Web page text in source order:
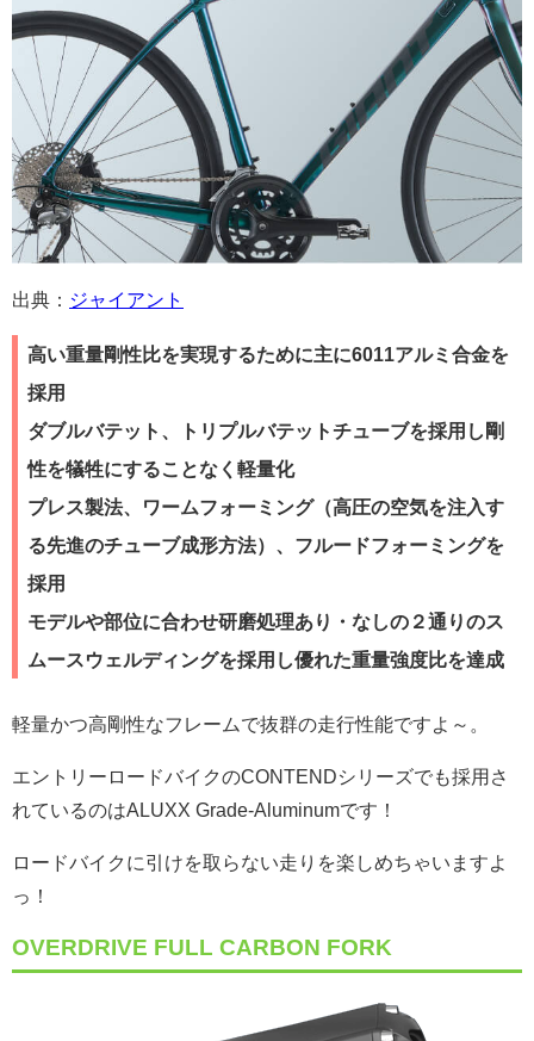
出典： ジャイアント
高い重量剛性比を実現するために主に6011アルミ合金を
採用
ダブルバテット、トリプルバテットチューブを採用し剛
性を犠牲にすることなく軽量化
プレス製法、ワームフォーミング（高圧の空気を注入す
る先進のチューブ成形方法）、フルードフォーミングを
採用
モデルや部位に合わせ研磨処理あり・なしの２通りのス
ムースウェルディングを採用し優れた重量強度比を達成
軽量かつ高剛性なフレームで抜群の走行性能ですよ～。
エントリーロードバイクのCONTENDシリーズでも採用さ
れているのはALUXX Grade-Aluminumです！
ロードバイクに引けを取らない走りを楽しめちゃいますよ
っ！
OVERDRIVE FULL CARBON FORK